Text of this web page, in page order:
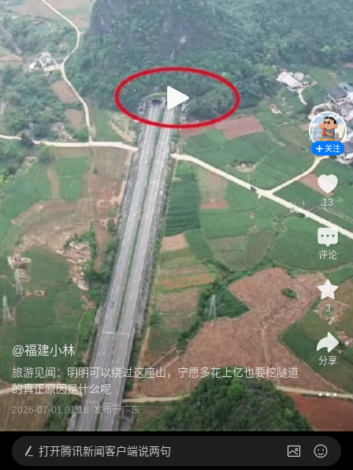
@福建小林
旅游见闻：明明可以绕过这座山，宁愿多花上亿也要挖隧道
的真正原因是什么呢
2026-07-01 01:18 发布于广东
关注
13
评论
3
分享
打开腾讯新闻客户端说两句